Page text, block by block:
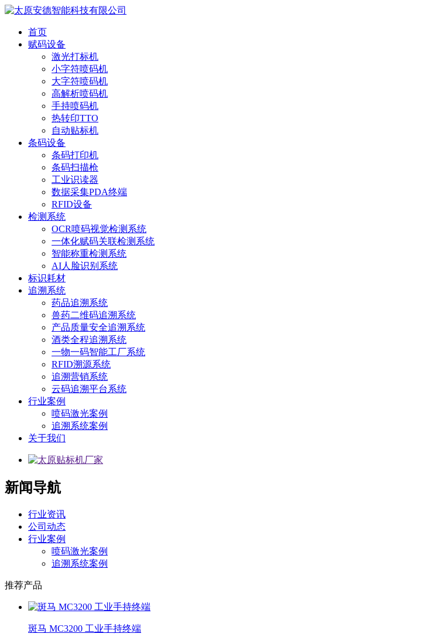
首页
赋码设备
激光打标机
小字符喷码机
大字符喷码机
高解析喷码机
手持喷码机
热转印TTO
自动贴标机
条码设备
条码打印机
条码扫描枪
工业识读器
数据采集PDA终端
RFID设备
检测系统
OCR喷码视觉检测系统
一体化赋码关联检测系统
智能称重检测系统
AI人脸识别系统
标识耗材
追溯系统
药品追溯系统
兽药二维码追溯系统
产品质量安全追溯系统
酒类全程追溯系统
一物一码智能工厂系统
RFID溯源系统
追溯营销系统
云码追溯平台系统
行业案例
喷码激光案例
追溯系统案例
关于我们
新闻导航
行业资讯
公司动态
行业案例
喷码激光案例
追溯系统案例
推荐产品
斑马 MC3200 工业手持终端